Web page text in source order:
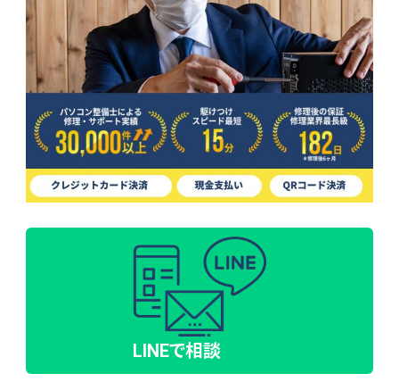
LINEで相談